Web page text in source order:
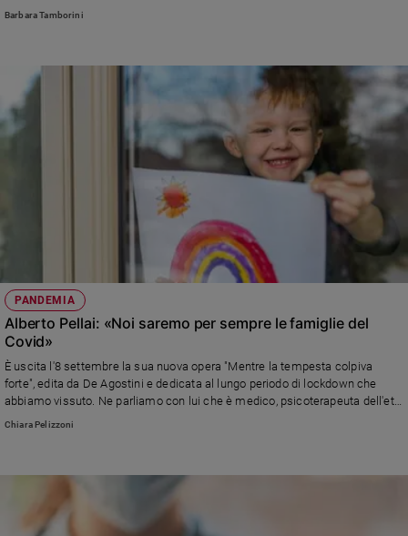
Cultura
e
Musica
Arte
Famiglia
ed
educazione
Genitori
Scuola
«Alberto è un uomo che nella tempesta si arrabbia. Poi si butta anima e
Barbara Tamborini
PANDEMIA
Alberto Pellai: «Noi saremo per sempre le famiglie del
Covid»
È uscita l'8 settembre la sua nuova opera "Mentre la tempesta colpiva
forte", edita da De Agostini e dedicata al lungo periodo di lockdown che
abbiamo vissuto. Ne parliamo con lui che è medico, psicoterapeuta dell'età
evolutiva, ricercatore scientifico e papà di 4 figli
Chiara Pelizzoni